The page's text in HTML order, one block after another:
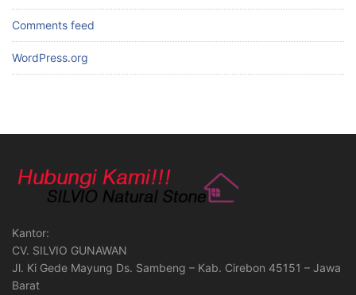
Comments feed
WordPress.org
Kantor:
CV. SILVIO GUNAWAN
Jl. Ki Gede Mayung Ds. Sambeng – Kab. Cirebon 45151 – Jawa
Barat